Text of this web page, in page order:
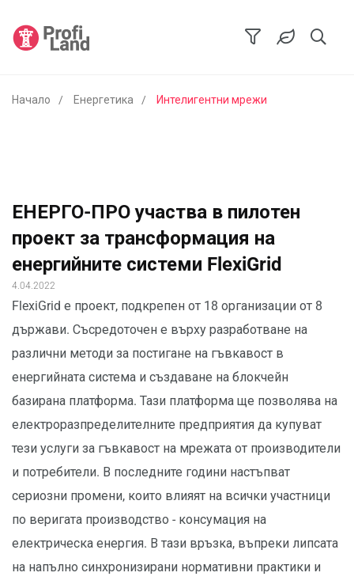
Начало Енергетика Интелигентни мрежи
ЕНЕРГО-ПРО участва в пилотен
проект за трансформация на
енергийните системи FlexiGrid
4.04.2022
FlexiGrid е проект, подкрепен от 18 организации от 8
държави. Съсредоточен е върху разработване на
различни методи за постигане на гъвкавост в
енергийната система и създаване на блокчейн
базирана платформа. Тази платформа ще позволява на
електроразпределителните предприятия да купуват
тези услуги за гъвкавост на мрежата от производители
и потребители. В последните години настъпват
сериозни промени, които влияят на всички участници
по веригата производство - консумация на
електрическа енергия. В тази връзка, въпреки липсата
на напълно синхронизирани нормативни практики и